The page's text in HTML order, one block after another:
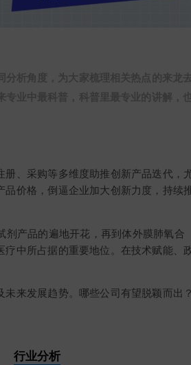
、采购等多维度助推创新产品迭代，
价格，倒逼企业加大创新力度，持续
产品的遍地开花，再到体外膜肺氧合
中所占据的重要地位。在技术赋能、
来发展趋势。哪些公司有望脱颖而出
行业分析